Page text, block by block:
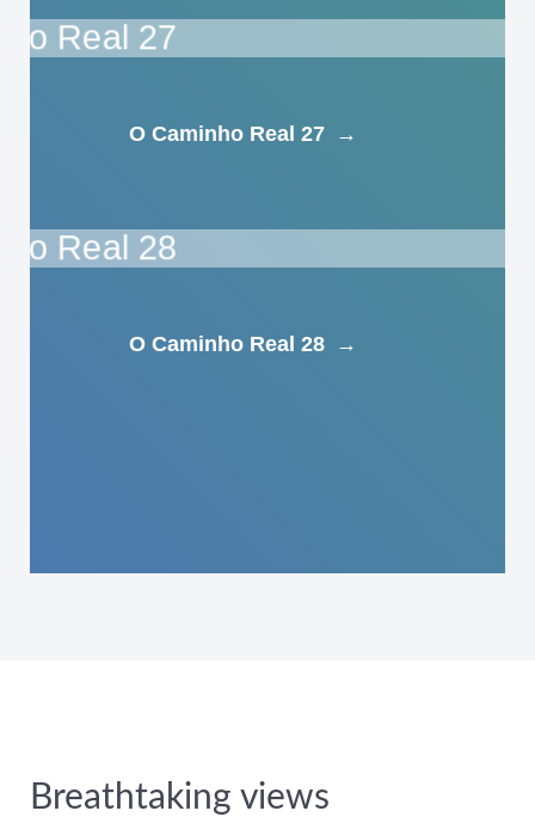
O Caminho Real 27 →
O Caminho Real 28 →
Breathtaking views